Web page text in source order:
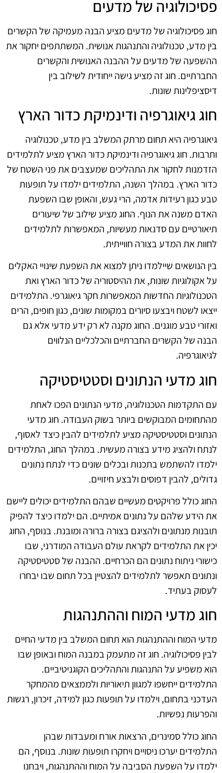
פסיכולוגיה של מדעים
חוג פסיכולוגיה של מדעים מציע הבנה מעמיקה של הקשרים
בין מדע, טכנולוגיה והתנהגות אנושית. המשתתפים יחקור את
ההשפעה של מדעים על ההבנה האנושית והקשרים
החברתיים. חוג זה מציע גישה ייחודית לשילוב בין
דיסציפלינות שונות.
חוג גיאוגרפיה ודינמיקת כדור הארץ
גיאוגרפיה היא תחום מרתק המשלב בין מדע, טכנולוגיה
ותרבות. חוג גיאוגרפיה ודינמיקת כדור הארץ מציע לתלמידים
הזדמנות לחקור את התהליכים שמעצבים את פני השטח של
כדור הארץ. במהלך השנה, התלמידים ילמדו על תופעות
טבע כגון רעידות אדמה, הרי געש, והאופן שבו השפעת
האדם משנה את הנוף. החוג מציע שילוב של שיעורים
תיאורטיים עם סדנאות מעשיות, המאפשרות לתלמידים
לחוות את המדע בצורה חווייתית.
בין הנושאים שיילמדו ניתן למצוא את השפעת שינויי האקלים
על אקולוגיות שונות, את ההיסטוריה של כדור הארץ ואת
הטכנולוגיות החדשות המאפשרות חקר גיאוגרפי. התלמידים
ייצאו לשטח ויבצעו סיורים במקומות שונים, כגון חופים, הרים
ואזורי טבע מוגנים. החוג מקנה לא רק ידע מדעי אלא גם
הבנה של הקשרים החברתיים והכלכליים הנלווים
לגיאוגרפיה.
חוג מדעי הנתונים וסטטיסטיקה
עם התקדמות הטכנולוגיה, מדעי הנתונים הפכו לאחת
מהתחומים המבוקשים ביותר בשוק העבודה. חוג מדעי
הנתונים וסטטיסטיקה מציע לתלמידים להבין כיצד לאסוף,
לנתח ולהציג מידע בצורה מעשית. במהלך החוג, התלמידים
ילמדו להשתמש בתכנות ובכלים שונים כדי לנתח נתונים
גדולים, להבין דפוסים ולבצע חיזויים.
החוג כולל פרויקטים מעשיים שבהם התלמידים יכולים ליישם
את הידע שלהם על נתונים אמיתיים. הם ילמדו כיצד להפיק
תובנות מנתונים ולהציגם בצורה ברורה ומובנת. בנוסף, החוג
יכין את התלמידים לקראת עולם העבודה המודרני, שבו
כישורי ניתוח נתונים הם הכרחיים. ההבנה של סטטיסטיקה
ונתונים תאפשר לתלמידים להצטיין בכל תחום שבו יבחרו
לעסוק בעתיד.
חוג מדעי המוח וההתנהגות
מדעי המוח וההתנהגות הוא תחום המשלב בין מדעי החיים
לבין פסיכולוגיה. חוג זה מתעמק במבנה המוח ובאופן שבו
הוא משפיע על התנהגות והתהליכים הקוגניטיביים.
התלמידים ייחשפו למגוון תיאוריות ולממצאים מהמחקר
העדכני בתחום, וילמדו על תופעות כגון למידה, זיכרון, רגשות
והפרעות נפשיות.
החוג כולל סמינרים, הרצאות אורח ומעבדות שבהן
התלמידים יערכו ניסויים ויחקרו תופעות שונות. בנוסף, הם
ילמדו על השפעת הסביבה על המוח וההתנהגות, ויבחנו